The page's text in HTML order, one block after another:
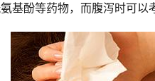
基酚等药物，而腹泻时可以